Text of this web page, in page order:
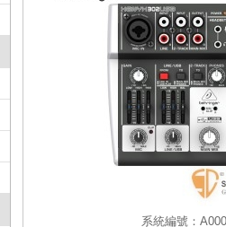
系統編號：